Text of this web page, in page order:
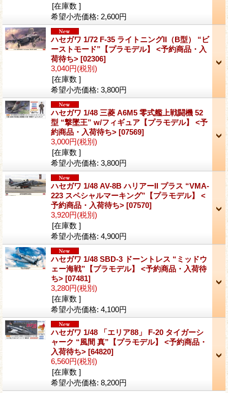
[在庫数 ]
希望小売価格: 2,600円
ハセガワ 1/72 F-35 ライトニングII（B型） “ビ
ーストモード”【プラモデル】 <予約商品・入
荷待ち> [02306]
3,040円(税別)
[在庫数 ]
希望小売価格: 3,800円
ハセガワ 1/48 三菱 A6M5 零式艦上戦闘機 52
型 “撃墜王” w/フィギュア【プラモデル】 <予
約商品・入荷待ち> [07569]
3,000円(税別)
[在庫数 ]
希望小売価格: 3,800円
ハセガワ 1/48 AV-8B ハリアーII プラス “VMA-
223 スペシャルマーキング”【プラモデル】 <
予約商品・入荷待ち> [07570]
3,920円(税別)
[在庫数 ]
希望小売価格: 4,900円
ハセガワ 1/48 SBD-3 ドーントレス “ミッドウ
ェー海戦”【プラモデル】 <予約商品・入荷待
ち> [07481]
3,280円(税別)
[在庫数 ]
希望小売価格: 4,100円
ハセガワ 1/48 「エリア88」 F-20 タイガーシ
ャーク “風間 真”【プラモデル】 <予約商品・
入荷待ち> [64820]
6,560円(税別)
[在庫数 ]
希望小売価格: 8,200円